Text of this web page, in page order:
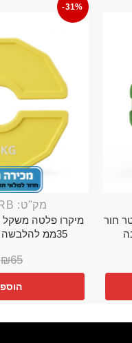
0.25 קג קוטר חור
-31%
מק"ט: DMB05RRB
35ממ להלבשה על משקל מובנה
₪65